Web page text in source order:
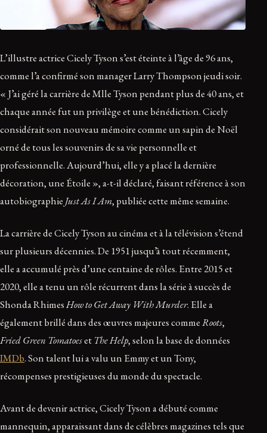
L’illustre actrice Cicely Tyson s’est éteinte à l’âge de 96 ans,
comme l’a confirmé son manager Larry Thompson jeudi soir.
« J’ai géré la carrière de Mlle Tyson pendant plus de 40 ans, et
chaque année fut un privilège et une bénédiction. Cicely
considérait son nouveau mémoire comme un sapin de Noël
orné de tous les souvenirs de sa vie personnelle et
professionnelle. Aujourd’hui, elle y a placé la dernière
décoration, une Étoile », a-t-il déclaré, faisant référence à son
autobiographie Just As I Am, publiée cette même semaine.
La carrière de Cicely Tyson au cinéma et à la télévision s’étend
sur plusieurs décennies. De 1951 jusqu’à tout récemment,
elle a accumulé près d’une centaine de rôles. Entre 2015 et
2020, elle a tenu un rôle récurrent dans la série à succès de
Shonda RhimesHow to Get Away With Murder. Elle a
également brillé dans des œuvres majeures commeRoots,
Fried Green Tomatoeset The Help, selon la base de données
IMDb. Son talent lui a valu un Emmy et un Tony,
récompenses prestigieuses du monde du spectacle.
Avant de devenir actrice, Cicely Tyson a débuté comme
mannequin, apparaissant dans de célèbres magazines tels que